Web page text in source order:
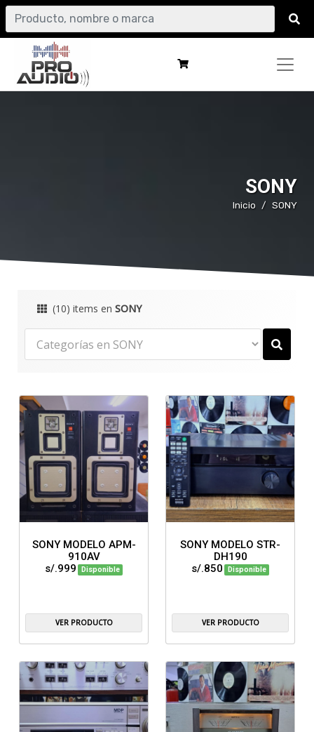
SONY
Inicio SONY
(10) items en SONY
SONY MODELO APM-
910AV
s/.999
Disponible
VER PRODUCTO
SONY MODELO STR-
DH190
s/.850
Disponible
VER PRODUCTO